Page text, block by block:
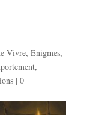
Vivre,Enigmes,
,
|0